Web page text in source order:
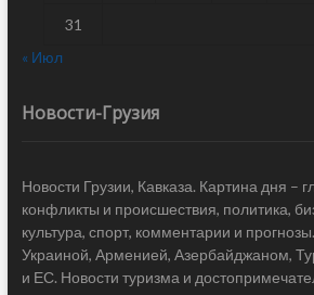
31
« Июл
Новости-Грузия
Новости Грузии, Кавказа. Картина дня –
конфликты и происшествия, политика,
культура, спорт, комментарии и
Украиной, Арменией, Азербайджаном,
и ЕС. Новости туризма и